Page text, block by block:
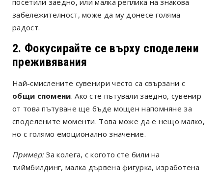
забележителност, може да му донесе голяма
радост.
2. Фокусирайте се върху споделени
преживявания
Най-смислените сувенири често са свързани с
общи спомени. Ако сте пътували заедно, сувенир
от това пътуване ще бъде мощен напомняне за
споделените моменти. Това може да е нещо малко,
но с голямо емоционално значение.
Пример:За колега, с когото сте били на
тиймбилдинг, малка дървена фигурка, изработена